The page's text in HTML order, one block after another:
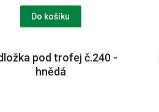
Do košíku
pod trofej č.240 -
hnědá